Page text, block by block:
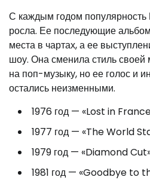
С каждым годом популярность
росла. Ее последующие
места в чартах, а ее
шоу. Она сменила стиль
на поп-музыку, но ее голос и
остались неизменными.
1976 год — «Lost in
1977 год — «The World
1979 год — «Diamond
1981 год — «Goodbye to